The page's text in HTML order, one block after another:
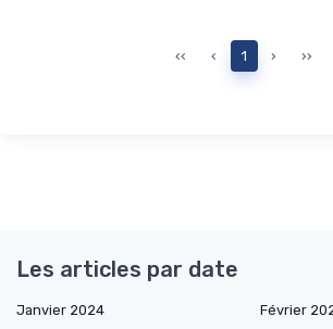
‹‹ ‹ 1 › ››
Les articles par date
Janvier 2024
Février